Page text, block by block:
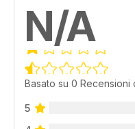
N/A
Basato su 0 Recensioni
5